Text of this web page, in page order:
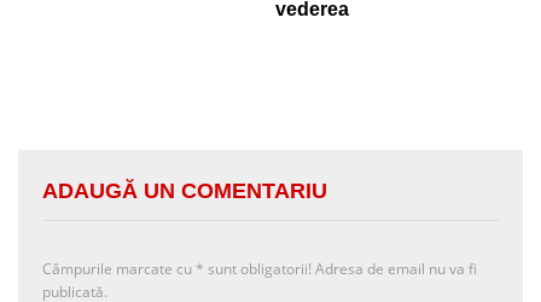
vederea
ADAUGĂ UN COMENTARIU
Câmpurile marcate cu * sunt obligatorii! Adresa de email nu va fi
publicată.